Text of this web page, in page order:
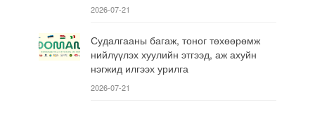
2026-07-21
Судалгааны багаж, тоног төхөөрөмж
нийлүүлэх хуулийн этгээд, аж ахуйн
нэгжид илгээх урилга
2026-07-21